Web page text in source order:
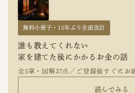
無料小冊子・15年ぶり全面改訂
誰も教えてくれない
家を建てた後にかかるお金の話
全5章・図解27点／ご登録後すぐにお
読んでみる